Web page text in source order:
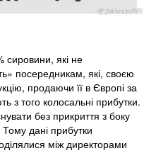
які не
посередникам, які, своєю
продаючи її в Європі за
з того колосальні прибутки.
без прикриття з боку
Тому дані прибутки
між директорами